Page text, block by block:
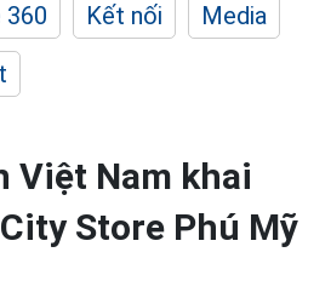
360 Kết nối
Media
Việt Nam khai
Store Phú Mỹ